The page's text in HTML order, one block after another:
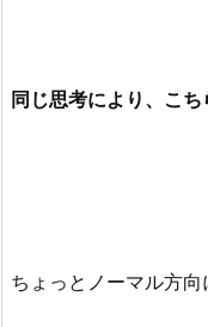
同じ思考により、こ
ちょっとノーマル方向